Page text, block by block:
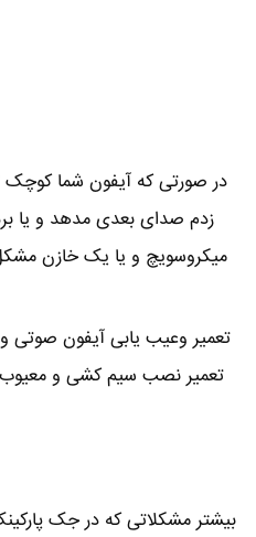
در صورتی که آیفون شما کوچک
زدم صدای بعدی مدهد و یا
میکروسویچ و یا یک خازن
تعمیر وعیب یابی آیفون صوتی
تعمیر نصب سیم کشی و معیوب
بیشتر مشکلاتی که در جک